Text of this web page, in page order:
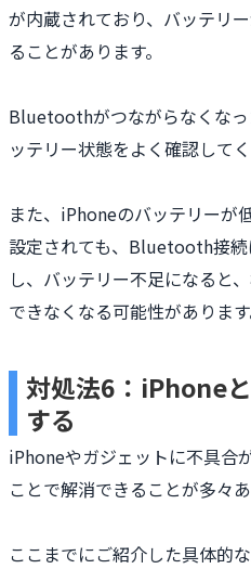
が内蔵されており、バッテリ
ることがあります。
Bluetoothがつながらなくな
ッテリー状態をよく確認してく
また、iPhoneのバッテリーが
設定されても、Bluetooth接
し、バッテリー不足になると
できなくなる可能性があります
対処法6：iPhone
する
iPhoneやガジェットに不具合
ことで解消できることが多々あ
ここまでにご紹介した具体的